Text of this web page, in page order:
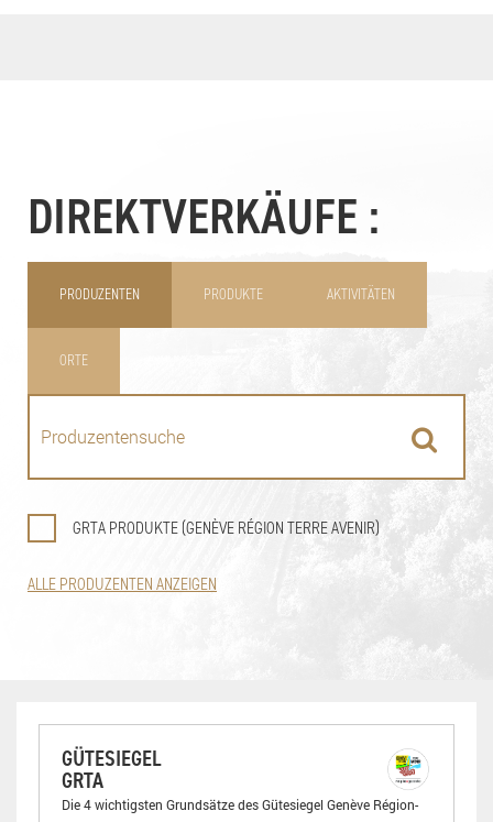
DIREKTVERKÄUFE :
PRODUZENTEN PRODUKTE AKTIVITÄTEN
ORTE
GRTA PRODUKTE (GENÈVE RÉGION TERRE AVENIR)
ALLE PRODUZENTEN ANZEIGEN
GÜTESIEGEL
GRTA
Die 4 wichtigsten Grundsätze des Gütesiegel Genève Région-